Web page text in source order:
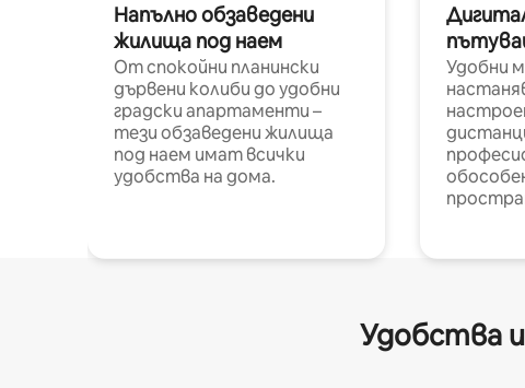
Напълно обзаведени
жилища под наем
От спокойни планински
дървени колиби до удобни
градски апартаменти –
тези обзаведени жилища
под наем имат всички
удобства на дома.
Удобни
Удобства